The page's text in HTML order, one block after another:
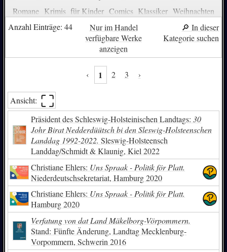
Romane Krimis für Kinder Comics Klassiker Weihnachten
Sachbücher Musik Religion Erotik
Hörbücher
Sprachlernen (Kinder) Sprachlernen (Erwachsene)
Linguistik Philologie Film/Video Märchen/Sagen
Essen/Kochen Fantasy
Anzahl Einträge: 44
Nur im Handel
verfügbare Werke
anzeigen
🔎︎ In dieser
Kategorie suchen
‹ 1 2 3 ›
Ansicht: ⛶︎
Präsident des Schleswig-Holsteinischen Landtags: 30
Johr Birat Nedderdüütsch bi den Sleswig-Holsteenschen
Landdag 1992-2022. Sleswig-Holsteensch
Landdag/Schmidt & Klaunig, Kiel 2022
Christiane Ehlers: Uns Spraak - Politik för Platt.
Niederdeutschsekretariat, Hamburg 2020
Christiane Ehlers: Uns Spraak - Politik för Platt.
Hamburg 2020
Verfatung von dat Land Mäkelborg-Vörpommern.
Stand: Fünfte Änderung, Landtag Mecklenburg-
Vorpommern, Schwerin 2016